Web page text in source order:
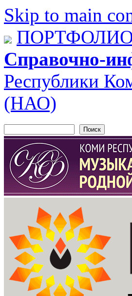
Skip to main
ПОРТФОЛИО
Справочно-
Республики
(НАО)
Форма поиска